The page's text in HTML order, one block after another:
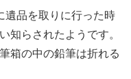
遺品を取りに行った時
知らされたようです。
箱の中の鉛筆は折れる